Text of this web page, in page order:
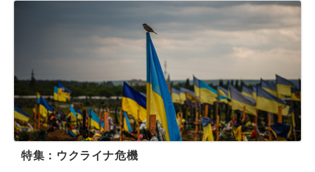
特集：ウクライナ危機